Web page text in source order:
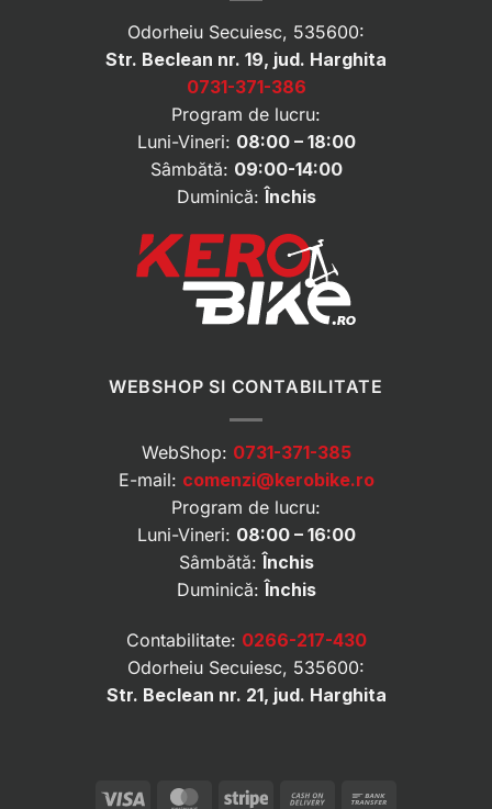
Odorheiu Secuiesc, 535600:
Str. Beclean nr. 19, jud. Harghita
0731-371-386
Program de lucru:
Luni-Vineri: 08:00 – 18:00
Sâmbătă: 09:00-14:00
Duminică:Închis
WEBSHOP SI CONTABILITATE
WebShop: 0731-371-385
E-mail: comenzi@kerobike.ro
Program de lucru:
Luni-Vineri: 08:00 – 16:00
Sâmbătă: Închis
Duminică: Închis
Contabilitate: 0266-217-430
Odorheiu Secuiesc, 535600:
Str. Beclean nr. 21, jud. Harghita
Visa MasterCard
Stripe Cash